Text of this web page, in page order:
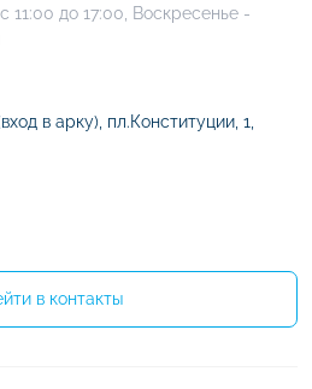
11:00 до 17:00, Воскресенье -
в арку), пл.Конституции, 1,
в контакты